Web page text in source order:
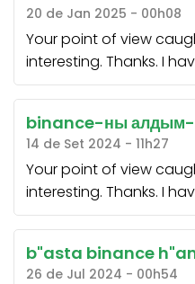
20 de Jan 2025 - 00h08
Your point of view
interesting. Thanks. I
binance-ны алдым-
14 de Set 2024 - 11h27
Your point of view
interesting. Thanks. I
b"asta binance
26 de Jul 2024 - 00h54